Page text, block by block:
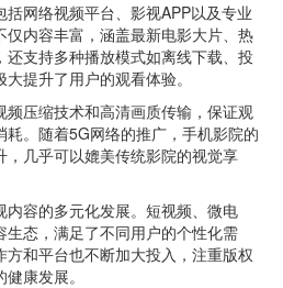
网络视频平台、影视APP以及专业
仅内容丰富，涵盖最新电影大片、热
还支持多种播放模式如离线下载、投
提升了用户的观看体验。
频压缩技术和高清画质传输，保证观
。随着5G网络的推广，手机影院的
几乎可以媲美传统影院的视觉享
容的多元化发展。短视频、微电
态，满足了不同用户的个性化需
和平台也不断加大投入，注重版权
康发展。